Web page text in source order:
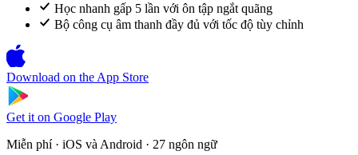
Học nhanh gấp 5 lần với ôn tập ngắt quãng
Bộ công cụ âm thanh đầy đủ với tốc độ tùy chỉnh
Download on the App Store
Get it on Google Play
Miễn phí · iOS và Android · 27 ngôn ngữ